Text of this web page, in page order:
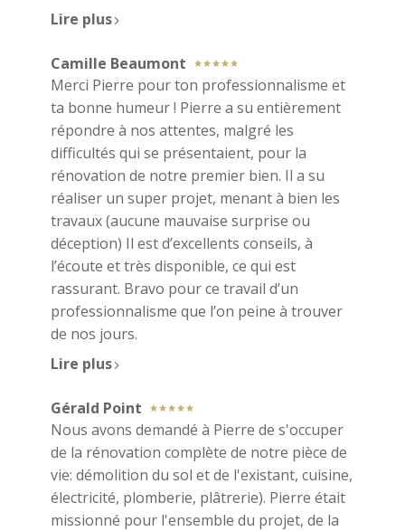
Lire plus
Camille Beaumont
Merci Pierre pour ton professionnalisme et
ta bonne humeur ! Pierre a su entièrement
répondre à nos attentes, malgré les
difficultés qui se présentaient, pour la
rénovation de notre premier bien. Il a su
réaliser un super projet, menant à bien les
travaux (aucune mauvaise surprise ou
déception) Il est d’excellents conseils, à
l’écoute et très disponible, ce qui est
rassurant. Bravo pour ce travail d’un
professionnalisme que l’on peine à trouver
de nos jours.
Lire plus
Gérald Point
Nous avons demandé à Pierre de s'occuper
de la rénovation complète de notre pièce de
vie: démolition du sol et de l'existant, cuisine,
électricité, plomberie, plâtrerie). Pierre était
missionné pour l'ensemble du projet, de la